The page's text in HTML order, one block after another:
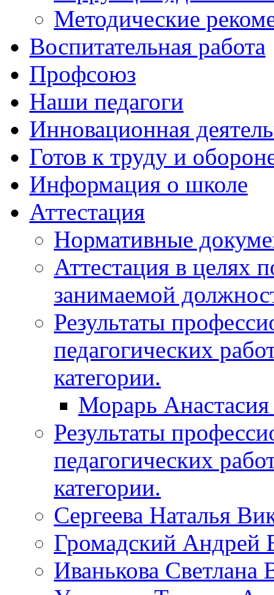
Методические
Воспитательная работа
Профсоюз
Наши педагоги
Инновационная
Готов к труду и
Информация о школе
Аттестация
Нормативные
Аттестация в целях
занимаемой
Результаты
педагогических
категории.
Морарь Анастасия
Результаты
педагогических
категории.
Сергеева Наталья
Громадский Андрей
Иванькова Светлана